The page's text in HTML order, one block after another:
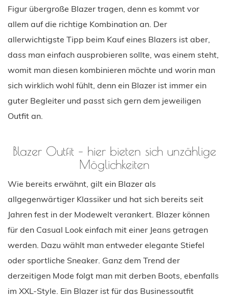
Figur übergroße Blazer tragen, denn es kommt vor
allem auf die richtige Kombination an. Der
allerwichtigste Tipp beim Kauf eines Blazers ist aber,
dass man einfach ausprobieren sollte, was einem steht,
womit man diesen kombinieren möchte und worin man
sich wirklich wohl fühlt, denn ein Blazer ist immer ein
guter Begleiter und passt sich gern dem jeweiligen
Outfit an.
Blazer Outfit – hier bieten sich unzählige
Möglichkeiten
Wie bereits erwähnt, gilt ein Blazer als
allgegenwärtiger Klassiker und hat sich bereits seit
Jahren fest in der Modewelt verankert. Blazer können
für den Casual Look einfach mit einer Jeans getragen
werden. Dazu wählt man entweder elegante Stiefel
oder sportliche Sneaker. Ganz dem Trend der
derzeitigen Mode folgt man mit derben Boots, ebenfalls
im XXL-Style. Ein Blazer ist für das Businessoutfit